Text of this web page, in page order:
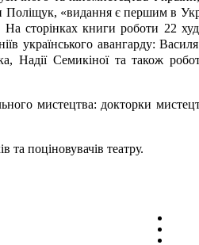
«видання є першим в
На сторінках книги роботи 22
українського авангарду:
Надії Семикіної та також
мистецтва: докторки
поціновувачів театру.